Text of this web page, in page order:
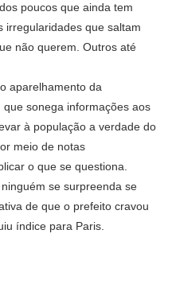
poucos que ainda tem
irregularidades que saltam
não querem. Outros até
aparelhamento da
sonega informações aos
à população a verdade do
meio de notas
o que se questiona.
se surpreenda se
de que o prefeito cravou
índice para Paris.